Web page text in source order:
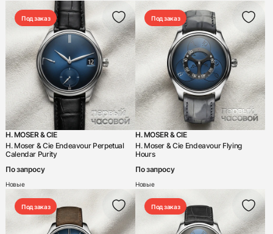
Под заказ
H. MOSER & CIE
H. Moser & Cie Endeavour Perpetual
Calendar Purity
По запросу
Новые
Под заказ
H. MOSER & CIE
H. Moser & Cie Endeavour Flying
Hours
По запросу
Новые
Под заказ Под заказ